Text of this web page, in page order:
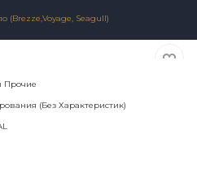
(Brezze,Voyage, Seagull)
Прочие
(без Характеристик)